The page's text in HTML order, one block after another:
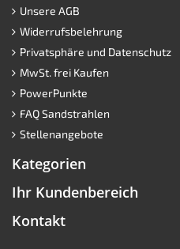
Unsere AGB
Widerrufsbelehrung
Privatsphäre und Datenschutz
MwSt. frei Kaufen
PowerPunkte
FAQ Sandstrahlen
Stellenangebote
Kategorien
Ihr Kundenbereich
Kontakt